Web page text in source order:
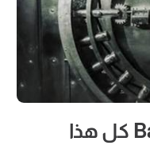
هل يستحق فيلم Bandit كل هذا